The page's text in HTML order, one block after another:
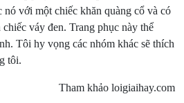
nó với một chiếc khăn quàng cổ và có
váy đen. Trang phục này thể
Tôi hy vọng các nhóm khác sẽ thích
tôi.
Tham khảo loigiaihay.com